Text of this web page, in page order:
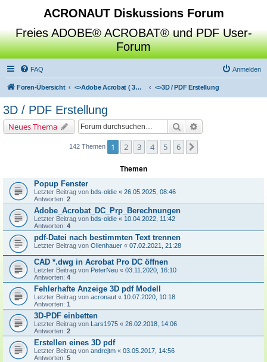
ACRONAUT Diskussions Forum
Freies ADOBE® ACROBAT® und PDF User-
Forum
FAQ Anmelden
Foren-Übersicht <>Adobe Acrobat ( 3D / Professional / Standard / Reader / Distiller ) <>3D / PDF Erstellung
3D / PDF Erstellung
Neues Thema Suche
142 Themen 1 2 3 4 5 6
Themen
Popup Fenster
Letzter Beitrag von bds-oldie « 26.05.2025, 08:46
Antworten: 2
Adobe_Acrobat_DC_Prp_Berechnungen
Letzter Beitrag von bds-oldie « 10.04.2022, 11:42
Antworten: 4
pdf-Datei nach bestimmten Text trennen
Letzter Beitrag von Ollenhauer « 07.02.2021, 21:28
CAD *.dwg in Acrobat Pro DC öffnen
Letzter Beitrag von PeterNeu « 03.11.2020, 16:10
Antworten: 4
Fehlerhafte Anzeige 3D pdf Modell
Letzter Beitrag von acronaut « 10.07.2020, 10:18
Antworten: 1
3D-PDF einbetten
Letzter Beitrag von Lars1975 « 26.02.2018, 14:06
Antworten: 2
Erstellen eines 3D pdf
Letzter Beitrag von andrejtm « 03.05.2017, 14:56
Antworten: 5